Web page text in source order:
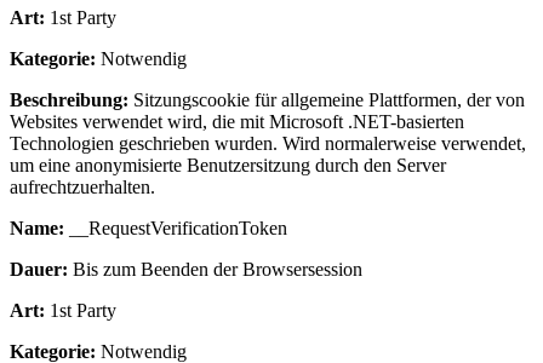
Art: 1st Party
Kategorie: Notwendig
Beschreibung: Sitzungscookie für allgemeine Plattformen, der von
Websites verwendet wird, die mit Microsoft .NET-basierten
Technologien geschrieben wurden. Wird normalerweise verwendet,
um eine anonymisierte Benutzersitzung durch den Server
aufrechtzuerhalten.
Name: __RequestVerificationToken
Dauer: Bis zum Beenden der Browsersession
Art: 1st Party
Kategorie: Notwendig